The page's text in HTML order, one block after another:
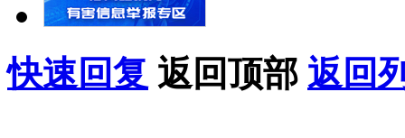
快速回复 返回顶部 返回